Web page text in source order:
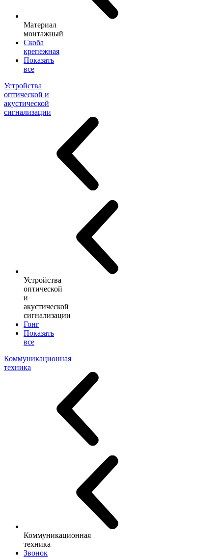
Материал
монтажный
Скоба
крепежная
Показать
все
Устройства
оптической и
акустической
сигнализации
Устройства
оптической
и
акустической
сигнализации
Гонг
Показать
все
Коммуникационная
техника
Коммуникационная
техника
Звонок